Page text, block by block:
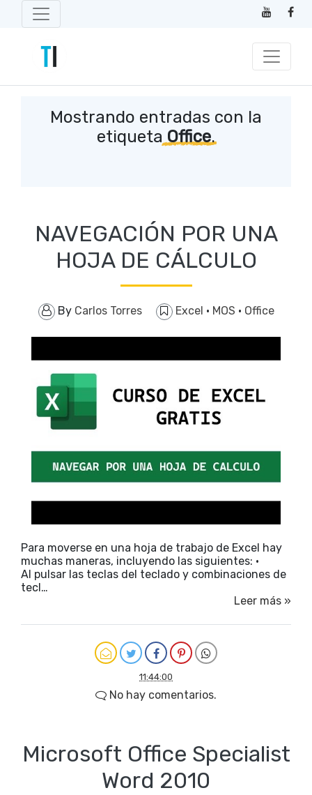
Mostrando entradas con la
etiquetaOffice.
NAVEGACIÓN POR UNA
HOJA DE CÁLCULO
By Carlos Torres Excel · MOS · Office
Para moverse en una hoja de trabajo de Excel hay
muchas maneras, incluyendo las siguientes: ·
Al pulsar las teclas del teclado y combinaciones de
tecl…
Leer más »
11:44:00
No hay comentarios.
Microsoft Office Specialist
Word 2010